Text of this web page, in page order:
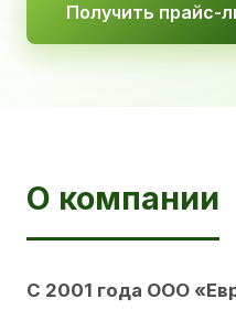
Получить прайс-
О компании
С 2001 года ООО